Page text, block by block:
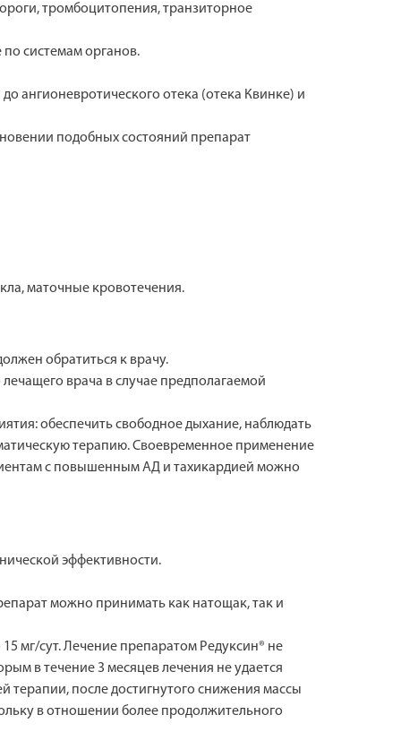
тромбоцитопения, транзиторное
системам органов.
ангионевротического отека (отека Квинке) и
подобных состояний препарат
маточные кровотечения.
обратиться к врачу.
врача в случае предполагаемой
обеспечить свободное дыхание, наблюдать
терапию. Своевременное применение
с повышенным АД и тахикардией можно
эффективности.
можно принимать как натощак, так и
мг/сут. Лечение препаратом Редуксин® не
в течение 3 месяцев лечения не удается
терапии, после достигнутого снижения массы
в отношении более продолжительного